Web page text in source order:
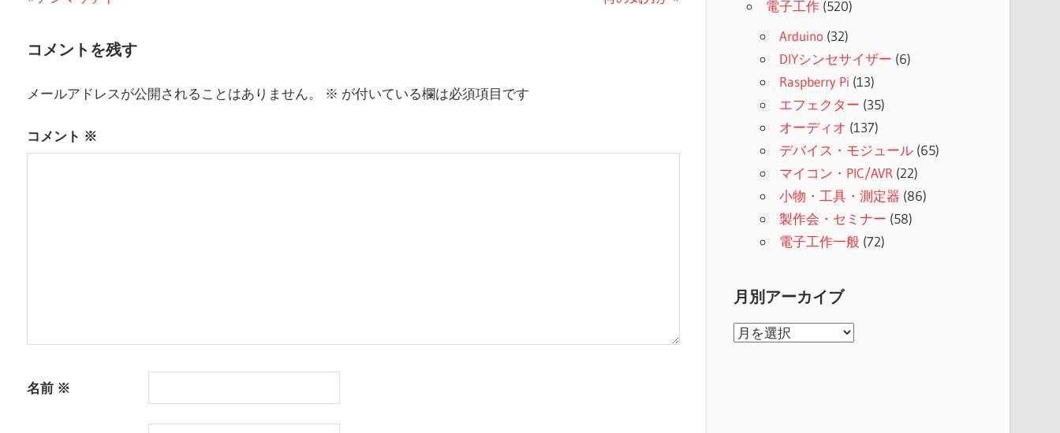
稿
ゲ
投
コメントを残す
メールアドレスが公開されることはありません。 ※ が付いている欄は必須項目です
コメント ※
名前 ※
電子工作 (520)
Arduino (32)
DIYシンセサイザー (6)
Raspberry Pi (13)
エフェクター (35)
オーディオ (137)
デバイス・モジュール (65)
マイコン・PIC/AVR (22)
小物・工具・測定器 (86)
製作会・セミナー (58)
電子工作一般 (72)
月別アーカイブ
月